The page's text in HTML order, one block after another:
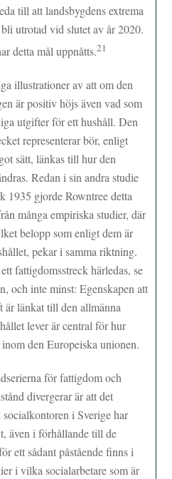
till att landsbygdens extrema
utrotad vid slutet av år 2020.
detta mål uppnåtts.21
illustrationer av att om den
är positiv höjs även vad som
utgifter för ett hushåll. Den
representerar bör, enligt
sätt, länkas till hur den
Redan i sin andra studie
1935 gjorde Rowntree detta
många empiriska studier, där
belopp som enligt dem är
pekar i samma riktning.
fattigdomsstreck härledas, se
och inte minst: Egenskapen att
är länkat till den allmänna
lever är central för hur
den Europeiska unionen.
för fattigdom och
divergerar är att det
i Sverige har
även i förhållande till de
ett sådant påstående finns i
i vilka socialarbetare som är